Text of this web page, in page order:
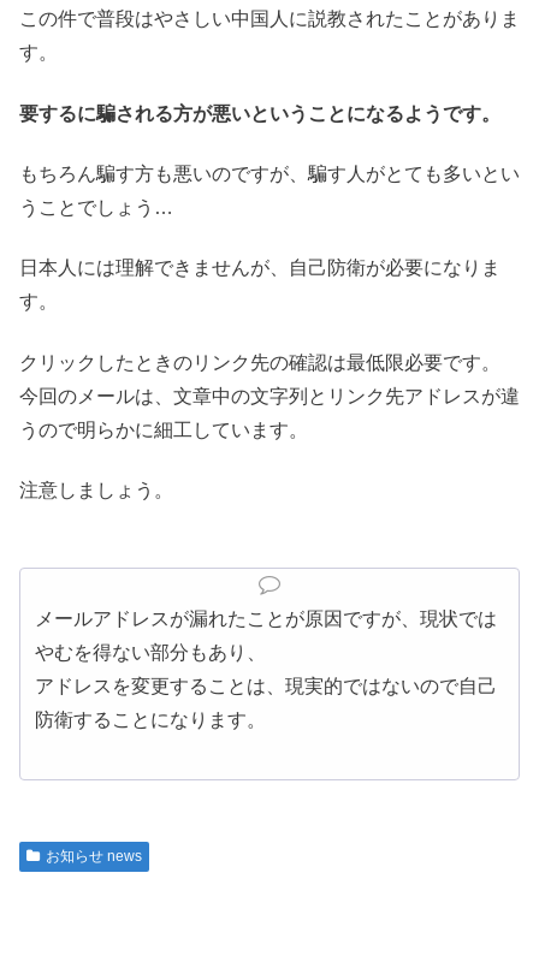
この件で普段はやさしい中国人に説教されたことがありま
す。
要するに騙される方が悪いということになるようです。
もちろん騙す方も悪いのですが、騙す人がとても多いとい
うことでしょう…
日本人には理解できませんが、自己防衛が必要になりま
す。
クリックしたときのリンク先の確認は最低限必要です。
今回のメールは、文章中の文字列とリンク先アドレスが違
うので明らかに細工しています。
注意しましょう。
メールアドレスが漏れたことが原因ですが、現状では
やむを得ない部分もあり、
アドレスを変更することは、現実的ではないので自己
防衛することになります。
お知らせ news